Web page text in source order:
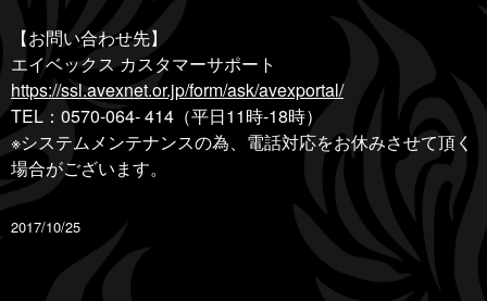
【お問い合わせ先】
エイベックス カスタマーサポート
https://ssl.avexnet.or.jp/form/ask/avexportal/
TEL：0570-064- 414（平日11時-18時）
※システムメンテナンスの為、電話対応をお休みさせて頂く
場合がございます。
2017/10/25